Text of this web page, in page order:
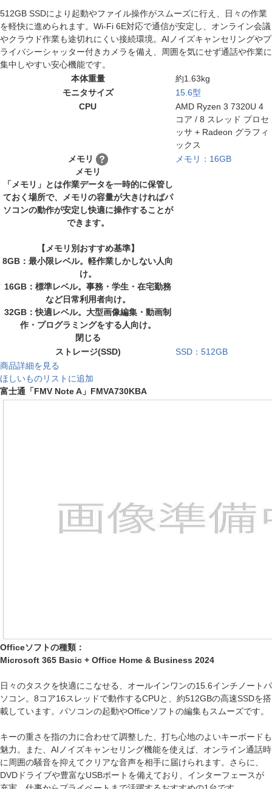
512GB SSDにより起動やファイル操作がスムーズに行え、日々の作業
を軽快に進められます。Wi-Fi 6E対応で通信が安定し、オンライン会議
やクラウド作業も途切れにくい接続環境。AIノイズキャンセリングやプ
ライバシーシャッター付きカメラを備え、周囲を気にせず通話や作業に
集中しやすい安心機能です。
本体重量
約1.63kg
モニタサイズ
15.6型
CPU
AMD Ryzen 3 7320U 4
コア / 8 スレッド プロセ
ッサ + Radeon グラフィ
ックス
メモリ
メモリ
「メモリ」とは作業データを一時的に保管し
ておく場所で、メモリの容量が大きければパ
ソコンの動作が安定し快適に操作することが
できます。
【メモリ別おすすめ基準】
8GB：最小限レベル。軽作業しかしない人向
け。
16GB：標準レベル。事務・学生・在宅勤務
など日常利用者向け。
32GB：快適レベル。大型画像編集・動画制
作・プログラミングをする人向け。
閉じる
メモリ：16GB
ストレージ(SSD)
SSD：512GB
商品詳細を見る
ほしいものリストに追加
富士通「FMV Note A」FMVA730KBA
Officeソフトの種類：
Microsoft 365 Basic + Office Home & Business 2024
日々のタスクを快適にこなせる、オールインワンの15.6インチノートパ
ソコン。8コア16スレッドで動作するCPUと、約512GBの高速SSDを搭
載しています。パソコンの起動やOfficeソフトの編集もスムーズです。
キーの重さを指の力に合わせて調整した、打ち心地のよいキーボードも
魅力。また、AIノイズキャンセリング機能を使えば、オンライン通話時
に周囲の騒音を抑えてクリアな音声を相手に届けられます。さらに、
DVDドライブや豊富なUSBポートを備えており、インターフェースが